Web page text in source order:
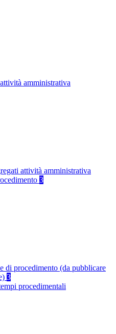
amministrativa
attività amministrativa
3
di procedimento (da pubblicare
3
procedimentali